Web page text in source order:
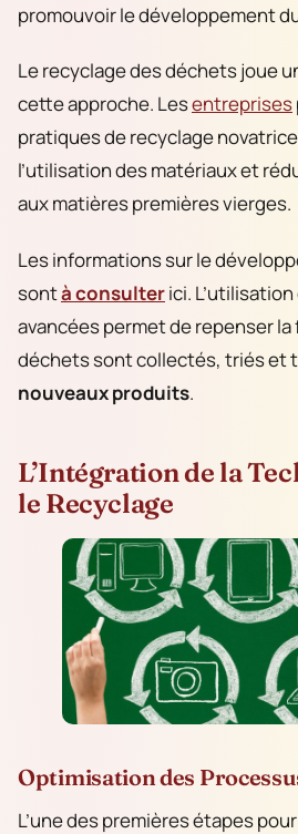
promouvoir le développement
Le recyclage des déchets joue
cette approche. Lesentreprises
pratiques de recyclage
l’utilisation des matériaux et
aux matières premières vierges.
Les informations sur le
sontà consulterici.
avancées permet de repenser
déchets sont collectés, triés et
nouveaux produits.
L’Intégration de la
le Recyclage
Optimisation des
L’une des premières étapes